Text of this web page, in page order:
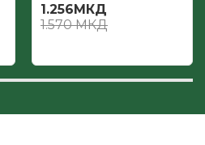
1.256МКД
1.570МКД